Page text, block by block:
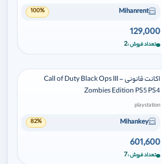
Mihanrent
100%
129,000
تعداد فروش 2
اکانت قانونی Call of Duty Black Ops III -
Zombies Edition PS5 PS4
playstation
Mihankey
82%
601,600
تعداد فروش 7